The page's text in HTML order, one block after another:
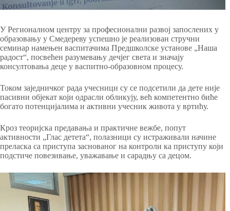
У Регионалном центру за професионални развој запослених у
образовању у Смедереву успешно је реализован стручни
семинар намењен васпитачима Предшколске установе „Наша
радост“, посвећен разумевању дечјег света и значају
консултовања деце у васпитно-образовном процесу.
Током заједничког рада учесници су се подсетили да дете није
пасивни објекат који одрасли обликују, већ компетентно биће
богато потенцијалима и активни учесник живота у вртићу.
Кроз теоријска предавања и практичне вежбе, попут
активности „Глас детета“, полазници су истраживали начине
преласка са приступа заснованог на контроли ка приступу који
подстиче повезивање, уважавање и сарадњу са децом.